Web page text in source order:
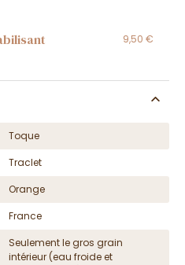
9,50 €
Toque
Traclet
Orange
France
Seulement le gros grain
intérieur (eau froide et